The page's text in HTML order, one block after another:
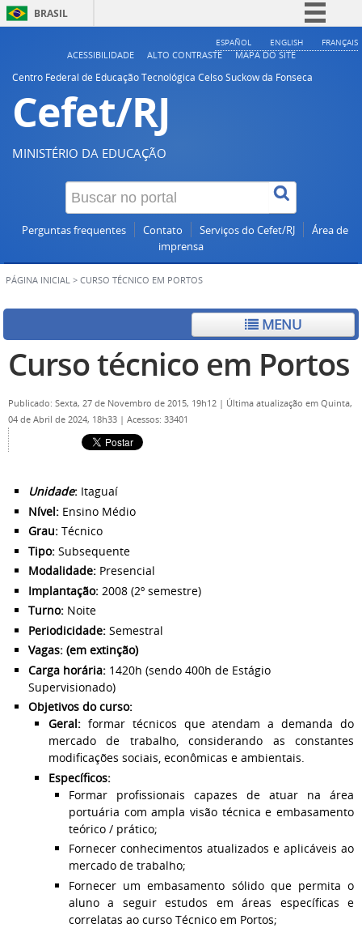
BRASIL
Simplifique!
ESPAÑOL ENGLISH FRANÇAIS
ACESSIBILIDADE ALTO CONTRASTE
MAPA DO SITE
Centro Federal de Educação Tecnológica Celso Suckow da Fonseca
Cefet/RJ
MINISTÉRIO DA EDUCAÇÃO
Perguntas frequentes Contato Serviços do Cefet/RJ
Área de
imprensa
PÁGINA INICIAL > CURSO TÉCNICO EM PORTOS
MENU
Curso técnico em Portos
Publicado: Sexta, 27 de Novembro de 2015, 19h12 | Última atualização em Quinta,
04 de Abril de 2024, 18h33 | Acessos: 33401
Unidade: Itaguaí
Nível: Ensino Médio
Grau: Técnico
Tipo: Subsequente
Modalidade: Presencial
Implantação: 2008 (2º semestre)
Turno: Noite
Periodicidade: Semestral
Vagas: (em extinção)
Carga horária: 1420h (sendo 400h de Estágio
Supervisionado)
Objetivos do curso:
Geral: formar técnicos que atendam a demanda do
mercado de trabalho, considerando as constantes
modificações sociais, econômicas e ambientais.
Específicos:
Formar profissionais capazes de atuar na área
portuária com ampla visão técnica e embasamento
teórico / prático;
Fornecer conhecimentos atualizados e aplicáveis ao
mercado de trabalho;
Fornecer um embasamento sólido que permita o
aluno a seguir estudos em áreas específicas e
correlatas ao curso Técnico em Portos;